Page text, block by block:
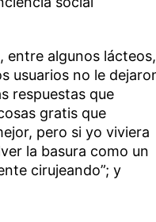
entre algunos lácteos,
usuarios no le
respuestas que
gratis que
pero si yo viviera
la basura como un
cirujeando”; y